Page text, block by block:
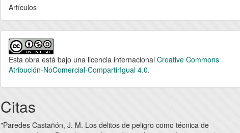
Artículos
Esta obra está bajo una licencia internacionalCreative Commons
Atribución-NoComercial-CompartirIgual 4.0.
Citas
"Paredes Castañón, J. M. Los delitos de peligro como técnica de